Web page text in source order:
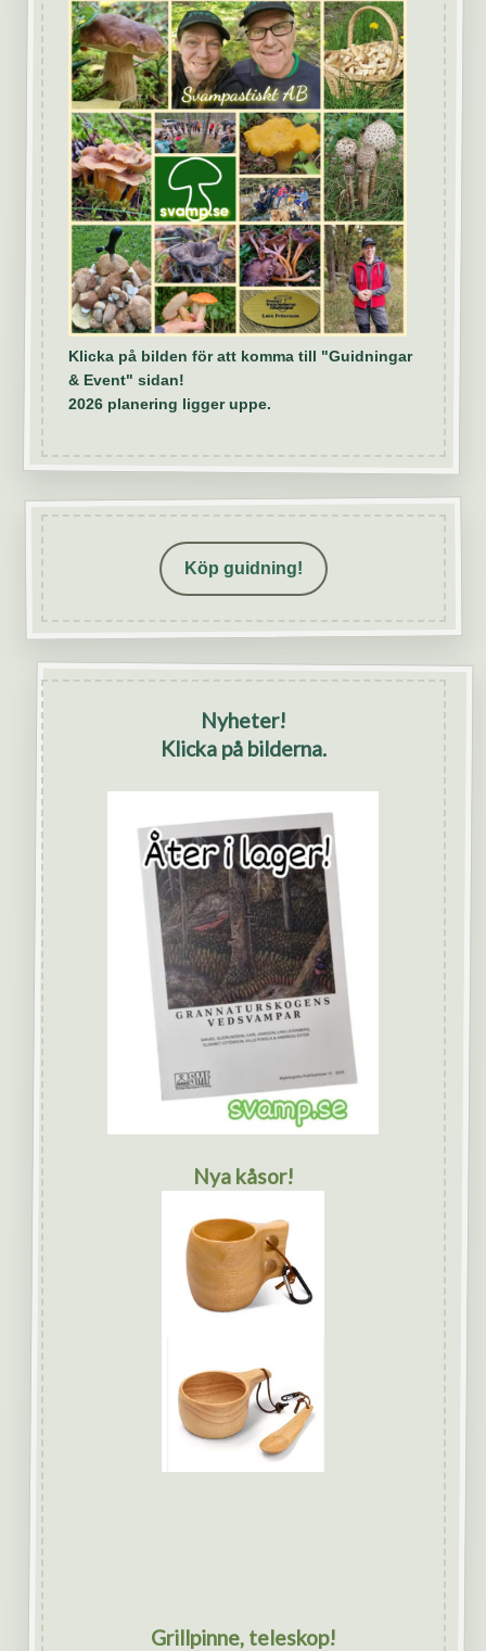
Klicka på bilden för att komma till "Guidningar
& Event" sidan!
2026 planering ligger uppe.
Köp guidning!
Nyheter!
Klicka på bilderna.
Nya kåsor!
Grillpinne, teleskop!